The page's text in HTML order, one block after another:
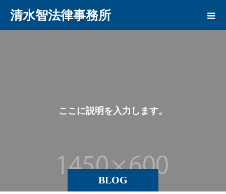
清水智法律事務所
BLOG
こ こ に説明 を 入 力 し ま す。